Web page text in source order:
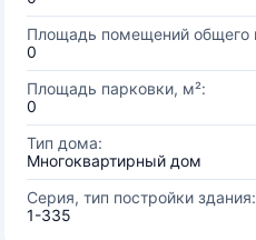
Площадь помещений общего
0
Площадь парковки, м²:
0
Тип дома:
Многоквартирный дом
Серия, тип постройки здания:
1-335